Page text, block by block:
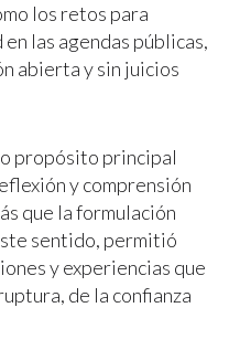
los retos para
las agendas públicas,
abierta y sin juicios
propósito principal
y comprensión
que la formulación
sentido, permitió
y experiencias que
de la confianza